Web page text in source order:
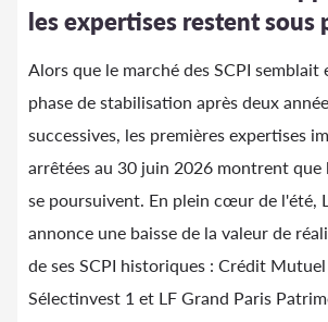
les expertises restent sous
Alors que le marché des SCPI semblait
phase de stabilisation après deux
successives, les premières expertises
arrêtées au 30 juin 2026 montrent que
se poursuivent. En plein cœur de l'été,
annonce une baisse de la valeur de
de ses SCPI historiques : Crédit
Sélectinvest 1 et LF Grand Paris